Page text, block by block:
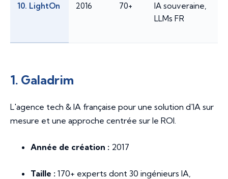
10. LightOn 2016 70+
IA souveraine,
LLMs FR
1. Galadrim
L'agence tech & IA française pour une solution d'IA sur
mesure et une approche centrée sur le ROI.
Année de création : 2017
Taille : 170+ experts dont 30 ingénieurs IA,